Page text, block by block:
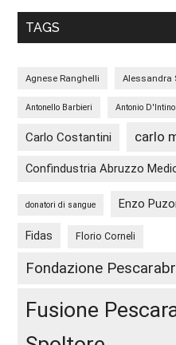
TAGS
Agnese Ranghelli Alessandra
Antonello Barbieri Antonio D'Intino
Carlo Costantini carlo
Confindustria Abruzzo
donatori di sangue Enzo
Fidas Florio Corneli
Fondazione
Fusione